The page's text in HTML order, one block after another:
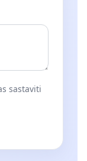
sastaviti